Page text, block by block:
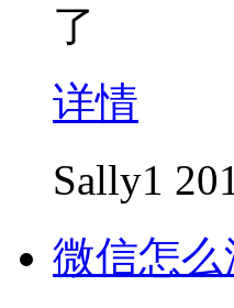
了
详情
Sally1
微信怎